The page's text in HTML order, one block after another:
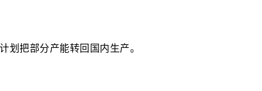
划把部分产能转回国内生产。